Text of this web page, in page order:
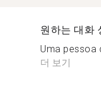
원하는 대화
Uma pessoa
더 보기